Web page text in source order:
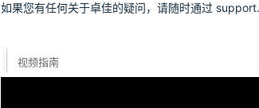
如果您有任何关于卓佳的疑问，请随时通过
视频指南